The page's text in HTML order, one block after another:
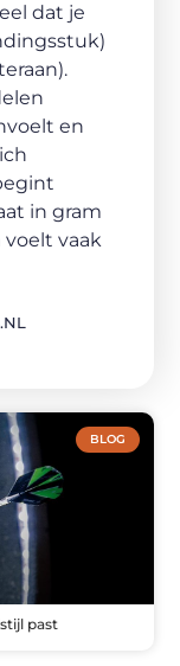
dat je
en
in gram
voelt vaak
BLOG
past